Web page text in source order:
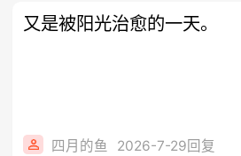
又是被阳光治愈的一天。
四月的鱼 2026-7-29回复